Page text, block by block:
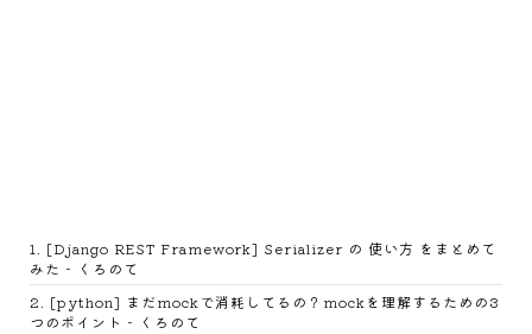
1
[Django REST Framework] Serializer の 使い方 をまとめて
みた - くろのて
2
[python] まだmockで消耗してるの？mockを理解するための3
つのポイント - くろのて